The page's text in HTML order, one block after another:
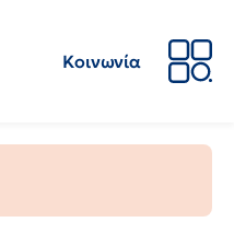
Κοινωνία